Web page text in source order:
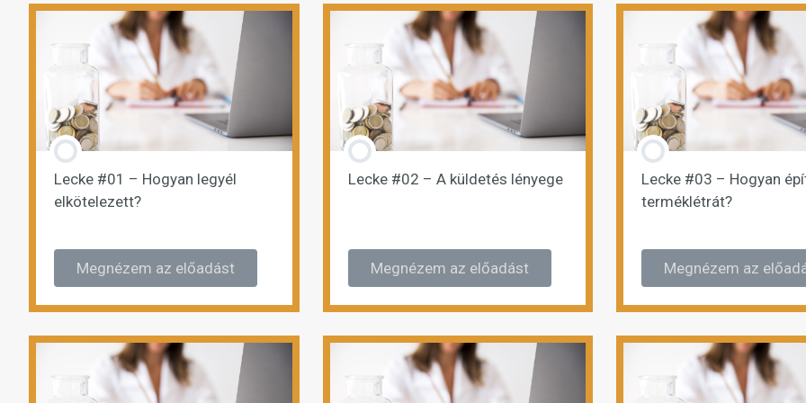
Lecke #01 – Hogyan legyél
elkötelezett?
Megnézem az előadást
Lecke #02 – A küldetés lényege
Megnézem az előadást
Lecke #03 – Hogyan
terméklétrát?
Megnézem az